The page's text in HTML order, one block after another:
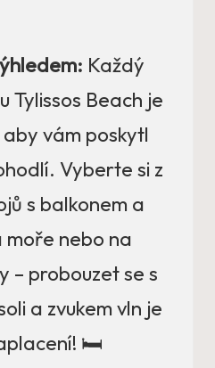
Každý
Tylissos Beach je
vám poskytl
Vyberte si z
s balkonem a
moře nebo na
– probouzet se s
a zvukem vln je
🛏️